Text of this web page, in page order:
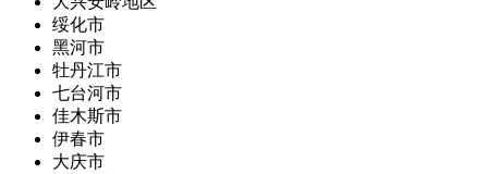
绥化市
黑河市
牡丹江市
七台河市
佳木斯市
伊春市
大庆市